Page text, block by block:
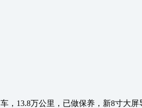
，13.8万公里，已做保养，新8寸